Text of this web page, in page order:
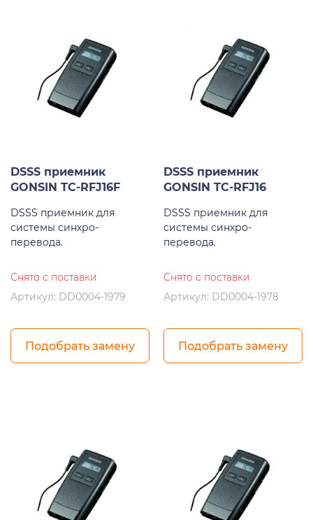
DSSS приемник
GONSIN TC-RFJ16F
DSSS приемник для
системы синхро-
перевода.
Снято с поставки
Артикул: DD0004-1979
Подобрать замену
DSSS приемник
GONSIN TC-RFJ16
DSSS приемник для
системы синхро-
перевода.
Снято с поставки
Артикул: DD0004-1978
Подобрать замену